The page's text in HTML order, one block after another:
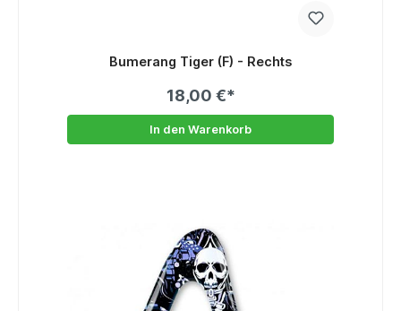
Bumerang Tiger (F) - Rechts
18,00 €*
In den Warenkorb